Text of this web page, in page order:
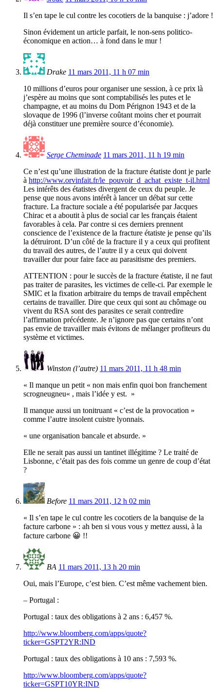
Il s’en tape le cul contre les cocotiers de la banquise : j’adore !
Sinon évidement un article parfait, le non-sens politico-
économique en action… à fond dans le mur !
Drake 11 mars 2011, 11 h 07 min
10 millions d’euros pour organiser une session, à ce prix là
j’espère au moins que sont comptabilisés les putes et le
champagne, et au moins du Dom Pérignon 1943 et de la
slovaque de 1996 (l’inverse coûtant moins cher et pourrait
déjà constituer une première source d’économie).
Serge Cheminade 11 mars 2011, 11 h 19 min
Ce n’est qu’une illustration de la fracture étatiste dont je parle
à http://www.orvinfait.fr/le_pouvoir_d_achat_existe_t-il.html
Les intérêts des étatistes divergent de ceux du peuple. Je
pense que nous avons intérêt à lancer un débat sur cette
fracture. La fracture sociale a été popularisée par Jacques
Chirac et a aboutit à plus de social car les français étaient
favorables à cela. Par contre si ces derniers prennent
conscience de l’existence de la fracture étatiste je pense qu’ils
la détruiront. D’un côté de la fracture il y a ceux qui profitent
du travail des autres, de l’autre il y a ceux qui doivent
travailler dur pour faire face au parasitisme des premiers.
ATTENTION : pour le succès de la fracture étatiste, il ne faut
pas traiter de parasites, les victimes de celle-ci. Par exemple le
SMIC et la fixation arbitraire du temps de travail empêchent
certains de travailler. Dire que ceux qui sont au chômage ou
vivent du RSA sont des parasites ce serait contredire
l’affirmation précédente. Je n’ignore pas que certains n’ont
pas envie de travailler mais évitons de mélanger profiteurs du
système et victimes.
Winston (l’autre) 11 mars 2011, 11 h 48 min
« Il manque un petit « non mais enfin quoi bon franchement
scrogneugneu« , mais l’idée y est. »
Il manque aussi un tonitruant « c’est de la provocation »
comme l’autre insolent cuistre lyonnais.
« une organisation bancale et absurde. »
Elle ne serait pas aussi un tantinet illégitime ? Le traité de
Lisbonne, c’était pas des fois comme un genre de coup d’état
?
Before 11 mars 2011, 12 h 02 min
« Il s’en tape le cul contre les cocotiers de la banquise de la
facture carbone » : ah ben si vous vous y mettez aussi, à la
facture carbone 😀 !!
BA 11 mars 2011, 13 h 20 min
Oui, mais l’Europe, c’est bien. C’est même vachement bien.
– Portugal :
Portugal : taux des obligations à 2 ans : 6,457 %.
http://www.bloomberg.com/apps/quote?
ticker=GSPT2YR:IND
Portugal : taux des obligations à 10 ans : 7,593 %.
http://www.bloomberg.com/apps/quote?
ticker=GSPT10YR:IND